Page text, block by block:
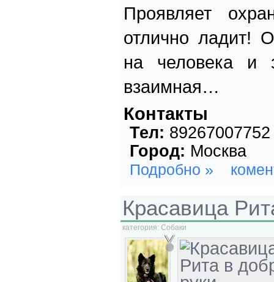
Проявляет
отлично ладит!
на человека и
взаимная…
Контакты
Тел: 89267007752
Город: Москва
Подробно »
Красавица
категория: Собаки